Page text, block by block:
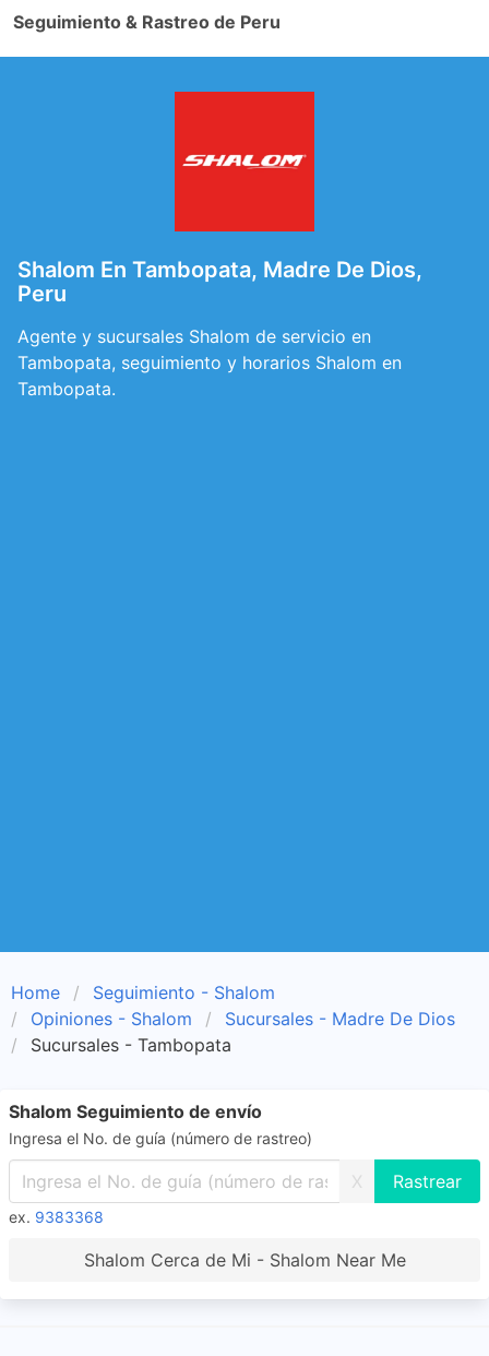
Seguimiento & Rastreo de Peru
Shalom En Tambopata, Madre De Dios,
Peru
Agente y sucursales Shalom de servicio en
Tambopata, seguimiento y horarios Shalom en
Tambopata.
Home
Seguimiento - Shalom
Opiniones - Shalom
Sucursales - Madre De Dios
Sucursales - Tambopata
Shalom Seguimiento de envío
Ingresa el No. de guía (número de rastreo)
X
ex. 9383368
Shalom Cerca de Mi - Shalom Near Me